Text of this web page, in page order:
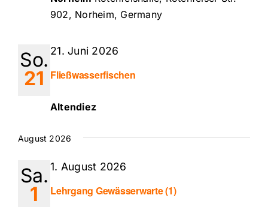
902, Norheim, Germany
So.
21 Fließwasserfischen
21. Juni 2026
Altendiez
August 2026
Sa.
1 Lehrgang Gewässerwarte (1)
1. August 2026